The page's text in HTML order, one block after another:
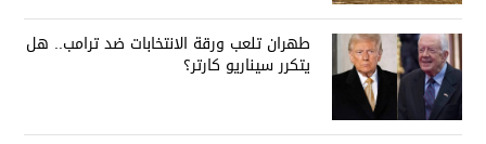
طهران تلعب ورقة الانتخابات ضد ترامب.. هل
يتكرر سيناريو كارتر؟